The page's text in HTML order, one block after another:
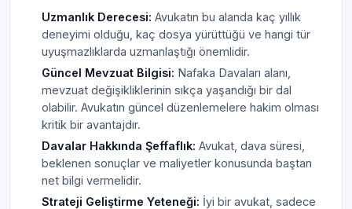
Uzmanlık Derecesi: Avukatın bu alanda kaç yıllık
deneyimi olduğu, kaç dosya yürüttüğü ve hangi tür
uyuşmazlıklarda uzmanlaştığı önemlidir.
Güncel Mevzuat Bilgisi: Nafaka Davaları alanı,
mevzuat değişikliklerinin sıkça yaşandığı bir dal
olabilir. Avukatın güncel düzenlemelere hakim olması
kritik bir avantajdır.
Davalar Hakkında Şeffaflık: Avukat, dava süresi,
beklenen sonuçlar ve maliyetler konusunda baştan
net bilgi vermelidir.
Strateji Geliştirme Yeteneği: İyi bir avukat, sadece